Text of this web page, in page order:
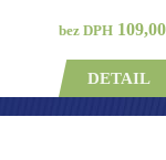
bez DPH
DETAIL